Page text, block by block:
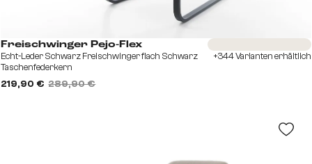
Freischwinger Pejo-Flex
Echt-Leder Schwarz Freischwinger flach Schwarz
Taschenfederkern
219,90 € 289,90 €
Sofort versandfertig
+344 Varianten erhältlich